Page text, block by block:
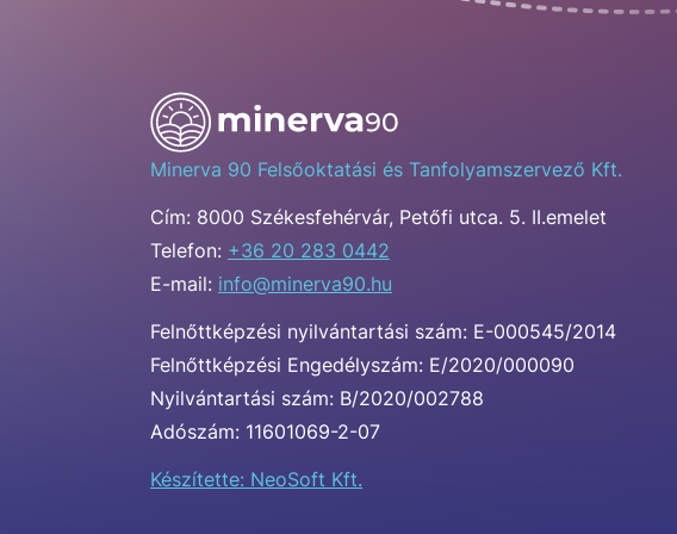
Minerva 90 Felsőoktatási és Tanfolyamszervező Kft.
Cím: 8000 Székesfehérvár, Petőfi utca. 5. II.emelet
Telefon: +36 20 283 0442
E-mail: info@minerva90.hu
Felnőttképzési nyilvántartási szám: E-000545/2014
Felnőttképzési Engedélyszám: E/2020/000090
Nyilvántartási szám: B/2020/002788
Adószám: 11601069-2-07
Készítette: NeoSoft Kft.